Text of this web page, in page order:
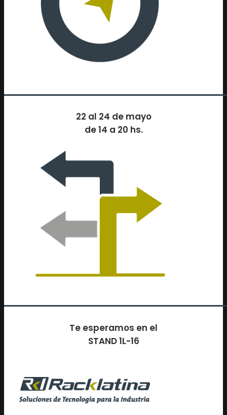
22 al 24 de mayo
de 14 a 20 hs.
Te esperamos en el
STAND 1L-16